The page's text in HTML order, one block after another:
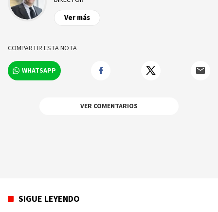
Ver más
COMPARTIR ESTA NOTA
WHATSAPP
VER COMENTARIOS
SIGUE LEYENDO